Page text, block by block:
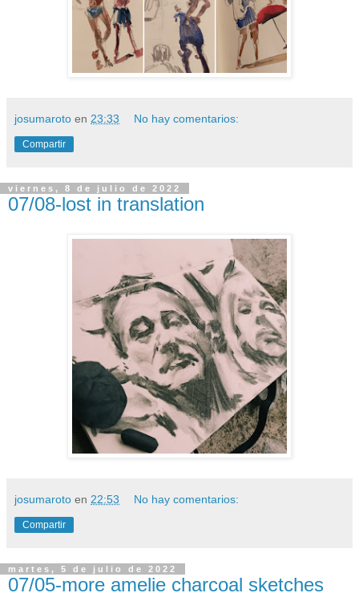
josumaroto en 23:33 No hay comentarios:
Compartir
viernes, 8 de julio de 2022
07/08-lost in translation
josumaroto en 22:53 No hay comentarios:
Compartir
martes, 5 de julio de 2022
07/05-more amelie charcoal sketches